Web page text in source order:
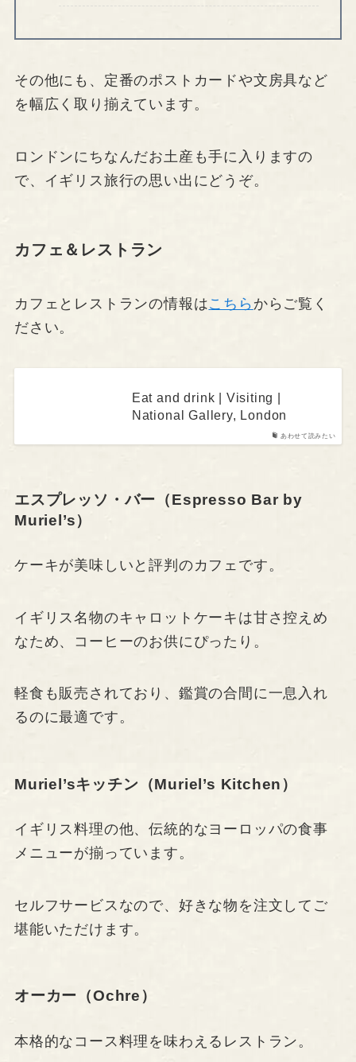
その他にも、定番のポストカードや文房具など
を幅広く取り揃えています。
ロンドンにちなんだお土産も手に入りますの
で、イギリス旅行の思い出にどうぞ。
カフェ＆レストラン
カフェとレストランの情報はこちら からご覧く
ださい。
あわせて読みたい
Eat and drink | Visiting |
National Gallery, London
エスプレッソ・バー（Espresso Bar by
Muriel’s）
ケーキが美味しいと評判のカフェです。
イギリス名物のキャロットケーキは甘さ控えめ
なため、コーヒーのお供にぴったり。
軽食も販売されており、鑑賞の合間に一息入れ
るのに最適です。
Muriel’sキッチン（Muriel’s Kitchen）
イギリス料理の他、伝統的なヨーロッパの食事
メニューが揃っています。
セルフサービスなので、好きな物を注文してご
堪能いただけます。
オーカー（Ochre）
本格的なコース料理を味わえるレストラン。